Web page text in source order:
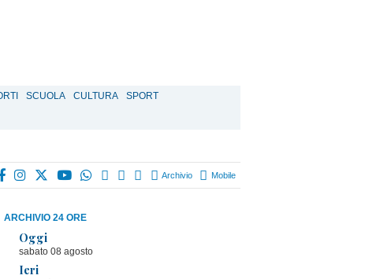
SCUOLA CULTURA
SPORT
Archivio Mobile
ARCHIVIO 24 ORE
Oggi
sabato 08 agosto
Ieri